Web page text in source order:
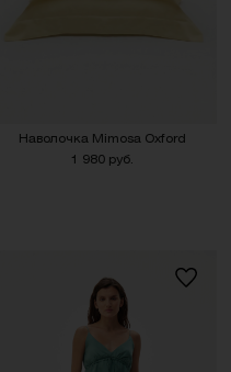
Наволочка Mimosa Oxford
1 980 руб.